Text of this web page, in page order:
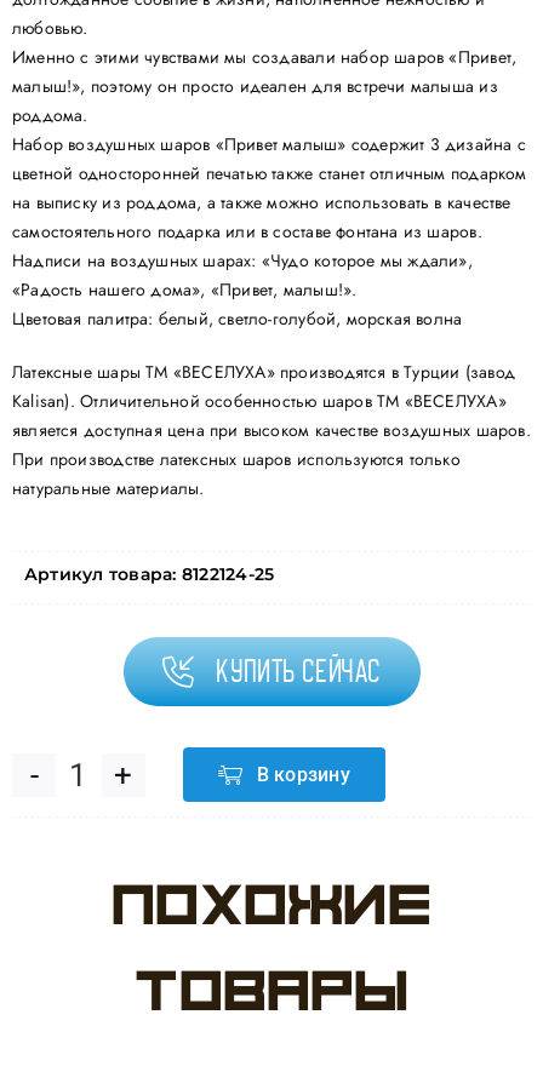
любовью.
Именно с этими чувствами мы создавали набор шаров «Привет,
малыш!», поэтому он просто идеален для встречи малыша из
роддома.
Набор воздушных шаров «Привет малыш» содержит 3 дизайна с
цветной односторонней печатью также станет отличным подарком
на выписку из роддома, а также можно использовать в качестве
самостоятельного подарка или в составе фонтана из шаров.
Надписи на воздушных шарах: «Чудо которое мы ждали»,
«Радость нашего дома», «Привет, малыш!».
Цветовая палитра: белый, светло-голубой, морская волна
Латексные шары ТМ «ВЕСЕЛУХА» производятся в Турции (завод
Kalisan). Отличительной особенностью шаров ТМ «ВЕСЕЛУХА»
является доступная цена при высоком качестве воздушных шаров.
При производстве латексных шаров используются только
натуральные материалы.
Артикул товара: 8122124-25
Купить сейчас
Количество
Привет
Ассорти
В корзину
Похожие
товары